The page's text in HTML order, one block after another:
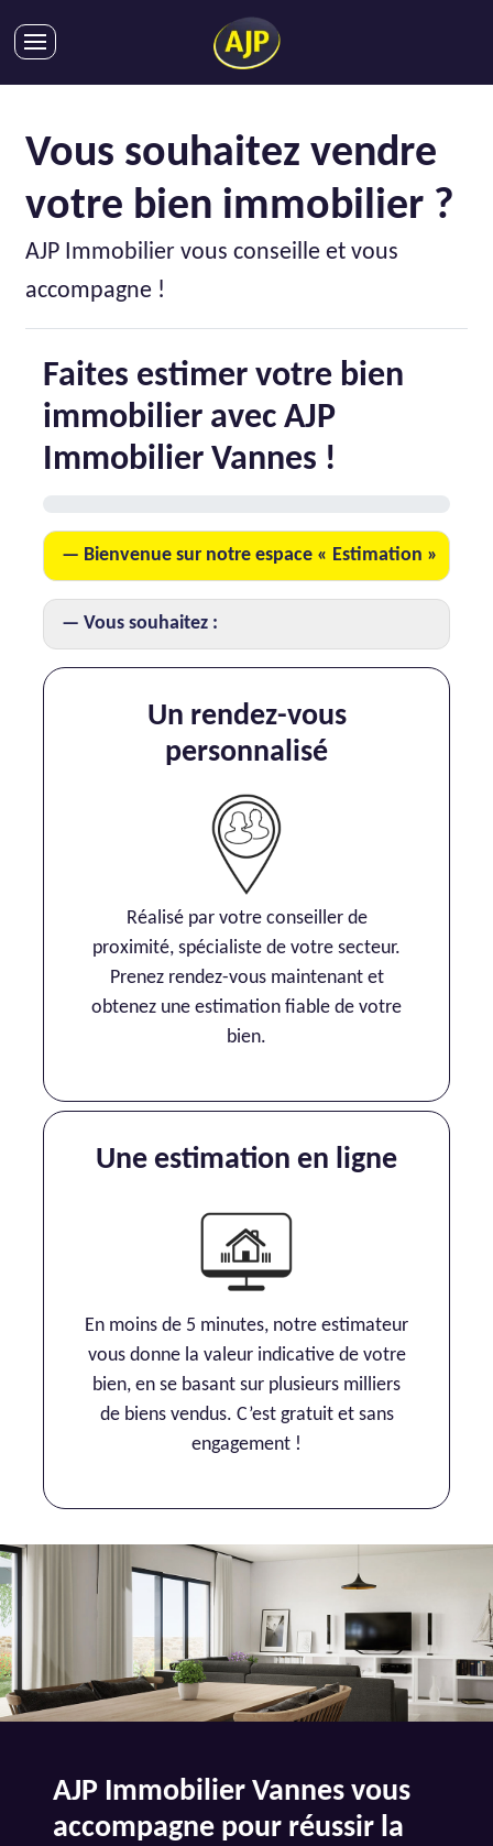
VENTES
LOCATIONS
GESTION LOCATIVE
SYNDIC
ENTREPRISES
DEVENIR FRANCHISÉ
Service Qualité Clients
Vous souhaitez vendre
votre bien immobilier ?
AJP Immobilier vous conseille et vous
accompagne !
Faites estimer votre bien
immobilier avec AJP
Immobilier Vannes !
Bienvenue sur notre espace « Estimation »
Vous souhaitez :
Un rendez-vous
personnalisé
Réalisé par votre conseiller de
proximité, spécialiste de votre secteur.
Prenez rendez-vous maintenant et
obtenez une estimation fiable de votre
bien.
Une estimation en ligne
En moins de 5 minutes, notre estimateur
vous donne la valeur indicative de votre
bien, en se basant sur plusieurs milliers
de biens vendus. C’est gratuit et sans
engagement !
AJP Immobilier Vannes vous
accompagne pour réussir la